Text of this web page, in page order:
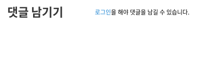
댓글 남기기 로그인을 해야 댓글을 남길 수 있습니다.